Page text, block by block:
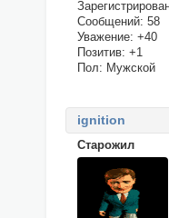
Сообщений: 58
Уважение: +40
Позитив: +1
Пол: Мужской
ignition
Cтарожил